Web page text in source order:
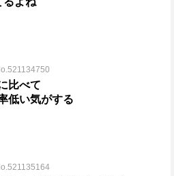
比べて
低い気がする